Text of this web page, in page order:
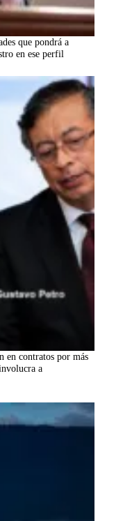
que pondrá a
en ese perfil
en contratos por más
a